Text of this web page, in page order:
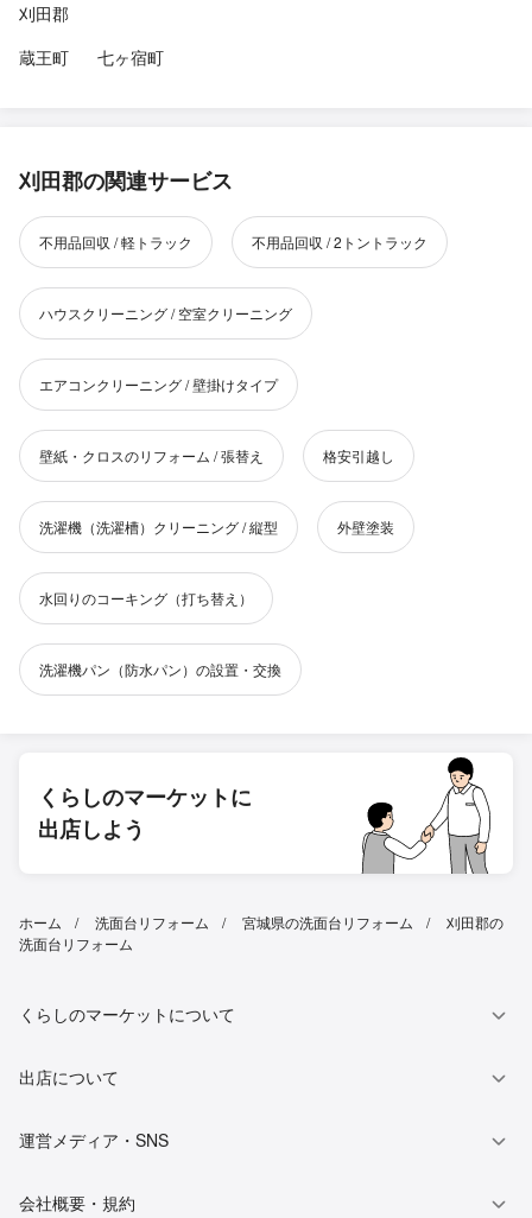
刈田郡
蔵王町
七ヶ宿町
刈田郡の関連サービス
不用品回収 / 軽トラック 不用品回収 / 2トントラック
ハウスクリーニング / 空室クリーニング
エアコンクリーニング / 壁掛けタイプ
壁紙・クロスのリフォーム / 張替え 格安引越し
洗濯機（洗濯槽）クリーニング / 縦型 外壁塗装
水回りのコーキング（打ち替え）
洗濯機パン（防水パン）の設置・交換
くらしのマーケットに
出店しよう
ホーム 洗面台リフォーム 宮城県の洗面台リフォーム
刈田郡の
洗面台リフォーム
くらしのマーケットについて
出店について
運営メディア・SNS
会社概要・規約